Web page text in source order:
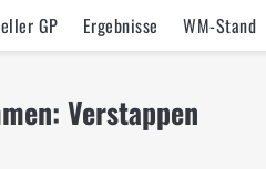
GP Ergebnisse WM-Stand
Verstappen